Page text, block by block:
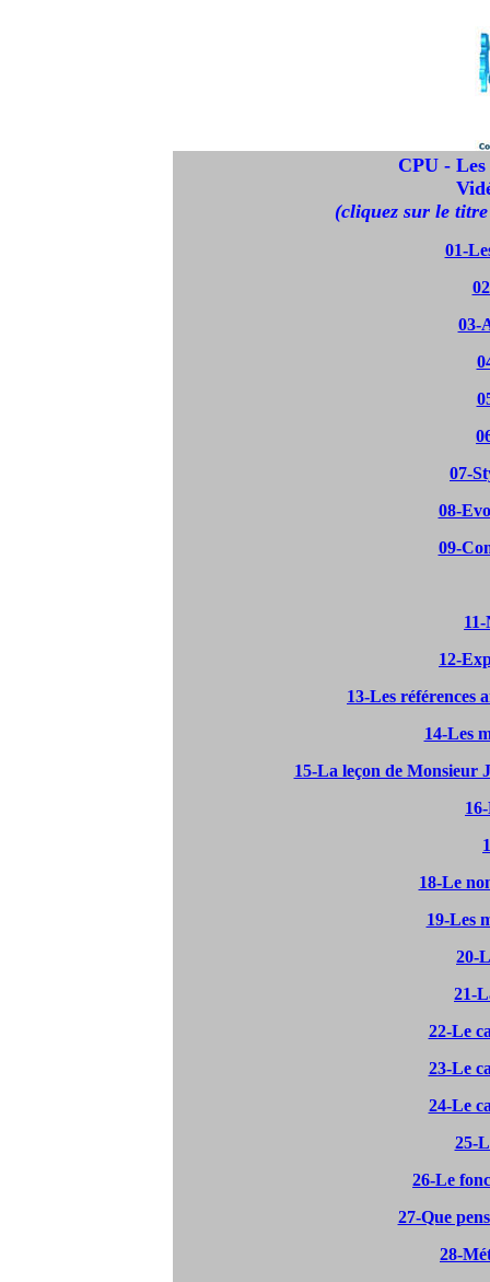
CPU -
(cliquez sur le
01-
03-
07-
08-
09-
12-
13-Les références
14-Les
15-La leçon de Monsieur
18-Le
19-Les
20-
21-
22-Le
23-Le
24-Le
25-
26-Le
27-Que
28-